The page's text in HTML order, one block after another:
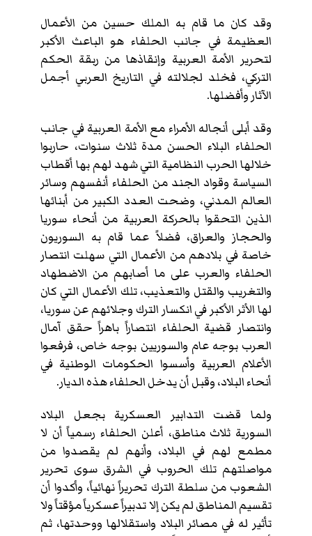
وقد كان ما قام به الملك حسين من الأعمال
العظيمة في جانب الحلفاء هو الباعث الأكبر
لتحرير الأمة العربية وإنقاذها من ربقة الحكم
التركي، فخلد لجلالته في التاريخ العربي أجمل
الآثار وأفضلها.
وقد أبلى أنجاله الأمراء مع الأمة العربية في جانب
الحلفاء البلاء الحسن مدة ثلاث سنوات، حاربوا
خلالها الحرب النظامية التي شهد لهم بها أقطاب
السياسة وقواد الجند من الحلفاء أنفسهم وسائر
العالم المدني، وضحت العدد الكبير من أبنائها
الذين التحقوا بالحركة العربية من أنحاء سوريا
والحجاز والعراق، فضلاً عما قام به السوريون
خاصة في بلادهم من الأعمال التي سهلت انتصار
الحلفاء والعرب على ما أصابهم من الاضطهاد
والتغريب والقتل والتعذيب، تلك الأعمال التي كان
لها الأثر الأكبر في انكسار الترك وجلائهم عن سوريا،
وانتصار قضية الحلفاء انتصاراً باهراً حقق آمال
العرب بوجه عام والسوريين بوجه خاص، فرفعوا
الأعلام العربية وأسسوا الحكومات الوطنية في
أنحاء البلاد، وقبل أن يدخل الحلفاء هذه الديار.
ولما قضت التدابير العسكرية بجعل البلاد
السورية ثلاث مناطق، أعلن الحلفاء رسمياً أن لا
مطمع لهم في البلاد، وأنهم لم يقصدوا من
مواصلتهم تلك الحروب في الشرق سوى تحرير
الشعوب من سلطة الترك تحريراً نهائياً، وأكدوا أن
تقسيم المناطق لم يكن إلا تدبيراً عسكرياً مؤقتاً ولا
تأثير له في مصائر البلاد واستقلالها ووحدتها، ثم